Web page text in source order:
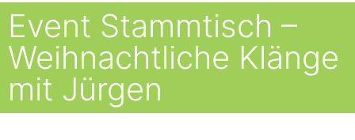
Event Stammtisch –
Weihnachtliche Klänge
mit Jürgen